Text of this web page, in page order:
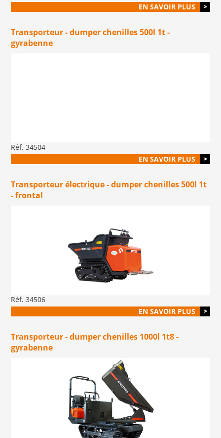
EN SAVOIR PLUS
Transporteur - dumper chenilles 500l 1t -
gyrabenne
Réf. 34504
EN SAVOIR PLUS
Transporteur électrique - dumper chenilles 500l 1t
- frontal
Réf. 34506
EN SAVOIR PLUS
Transporteur - dumper chenilles 1000l 1t8 -
gyrabenne